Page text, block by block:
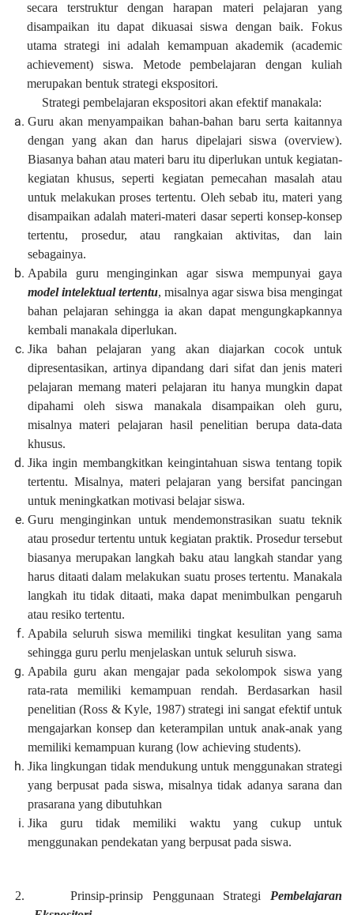
secara terstruktur dengan harapan materi pelajaran yang
disampaikan itu dapat dikuasai siswa dengan baik. Fokus
utama strategi ini adalah kemampuan akademik (academic
achievement) siswa. Metode pembelajaran dengan kuliah
merupakan bentuk strategi ekspositori.
Strategi pembelajaran ekspositori akan efektif manakala:
Guru akan menyampaikan bahan-bahan baru serta kaitannya
dengan yang akan dan harus dipelajari siswa (overview).
Biasanya bahan atau materi baru itu diperlukan untuk kegiatan-
kegiatan khusus, seperti kegiatan pemecahan masalah atau
untuk melakukan proses tertentu. Oleh sebab itu, materi yang
disampaikan adalah materi-materi dasar seperti konsep-konsep
tertentu, prosedur, atau rangkaian aktivitas, dan lain
sebagainya.
Apabila guru menginginkan agar siswa mempunyai gaya
model intelektual tertentu, misalnya agar siswa bisa mengingat
bahan pelajaran sehingga ia akan dapat mengungkapkannya
kembali manakala diperlukan.
Jika bahan pelajaran yang akan diajarkan cocok untuk
dipresentasikan, artinya dipandang dari sifat dan jenis materi
pelajaran memang materi pelajaran itu hanya mungkin dapat
dipahami oleh siswa manakala disampaikan oleh guru,
misalnya materi pelajaran hasil penelitian berupa data-data
khusus.
Jika ingin membangkitkan keingintahuan siswa tentang topik
tertentu. Misalnya, materi pelajaran yang bersifat pancingan
untuk meningkatkan motivasi belajar siswa.
Guru menginginkan untuk mendemonstrasikan suatu teknik
atau prosedur tertentu untuk kegiatan praktik. Prosedur tersebut
biasanya merupakan langkah baku atau langkah standar yang
harus ditaati dalam melakukan suatu proses tertentu. Manakala
langkah itu tidak ditaati, maka dapat menimbulkan pengaruh
atau resiko tertentu.
Apabila seluruh siswa memiliki tingkat kesulitan yang sama
sehingga guru perlu menjelaskan untuk seluruh siswa.
Apabila guru akan mengajar pada sekolompok siswa yang
rata-rata memiliki kemampuan rendah. Berdasarkan hasil
penelitian (Ross & Kyle, 1987) strategi ini sangat efektif untuk
mengajarkan konsep dan keterampilan untuk anak-anak yang
memiliki kemampuan kurang (low achieving students).
Jika lingkungan tidak mendukung untuk menggunakan strategi
yang berpusat pada siswa, misalnya tidak adanya sarana dan
prasarana yang dibutuhkan
Jika guru tidak memiliki waktu yang cukup untuk
menggunakan pendekatan yang berpusat pada siswa.
2. Prinsip-prinsip Penggunaan Strategi Pembelajaran